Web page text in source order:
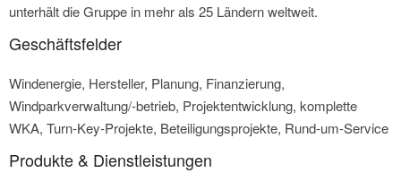
unterhält die Gruppe in mehr als 25 Ländern weltweit.
Geschäftsfelder
Windenergie, Hersteller, Planung, Finanzierung,
Windparkverwaltung/-betrieb, Projektentwicklung, komplette
WKA, Turn-Key-Projekte, Beteiligungsprojekte, Rund-um-Service
Produkte & Dienstleistungen